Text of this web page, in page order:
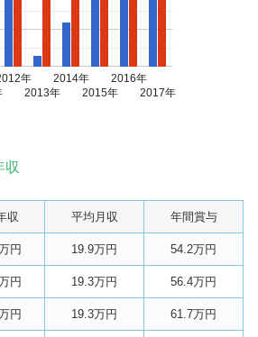
年
2013年
2014年
2015年
2016年
2017年
収
収 平均月収 年間賞与
円 19.9万円 54.2万円
円 19.3万円 56.4万円
円 19.3万円 61.7万円